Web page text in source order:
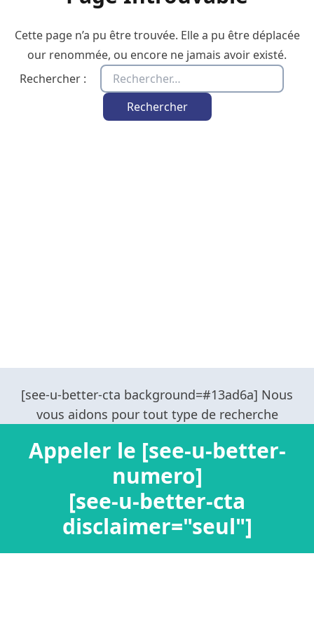
Cette page n’a pu être trouvée. Elle a pu être déplacée
our renommée, ou encore ne jamais avoir existé.
Rechercher :
Appeler le [see-u-better-
numero]
[see-u-better-cta
disclaimer="seul"]